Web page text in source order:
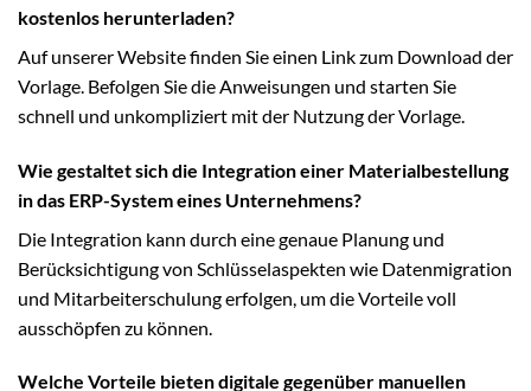
kostenlos herunterladen?
Auf unserer Website finden Sie einen Link zum Download der
Vorlage. Befolgen Sie die Anweisungen und starten Sie
schnell und unkompliziert mit der Nutzung der Vorlage.
Wie gestaltet sich die Integration einer Materialbestellung
in das ERP-System eines Unternehmens?
Die Integration kann durch eine genaue Planung und
Berücksichtigung von Schlüsselaspekten wie Datenmigration
und Mitarbeiterschulung erfolgen, um die Vorteile voll
ausschöpfen zu können.
Welche Vorteile bieten digitale gegenüber manuellen